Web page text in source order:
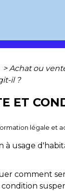
> Achat ou
il ?
ET
légale et
à usage
comment